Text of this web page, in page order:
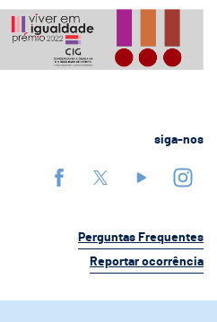
siga-nos
Perguntas Frequentes
Reportar ocorrência